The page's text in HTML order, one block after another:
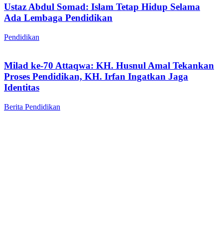
Ustaz Abdul Somad: Islam Tetap Hidup Selama
Ada Lembaga Pendidikan
Pendidikan
Milad ke-70 Attaqwa: KH. Husnul Amal Tekankan
Proses Pendidikan, KH. Irfan Ingatkan Jaga
Identitas
Berita Pendidikan